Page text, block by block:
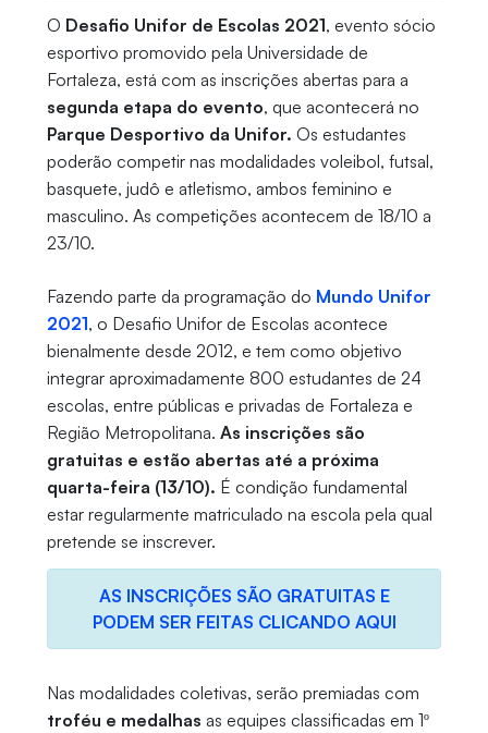
O Desafio Unifor de Escolas 2021, evento sócio
esportivo promovido pela Universidade de
Fortaleza, está com as inscrições abertas para a
segunda etapa do evento, que acontecerá no
Parque Desportivo da Unifor. Os estudantes
poderão competir nas modalidades voleibol, futsal,
basquete, judô e atletismo, ambos feminino e
masculino. As competições acontecem de 18/10 a
23/10.
Fazendo parte da programação do Mundo Unifor
2021, o Desafio Unifor de Escolas acontece
bienalmente desde 2012, e tem como objetivo
integrar aproximadamente 800 estudantes de 24
escolas, entre públicas e privadas de Fortaleza e
Região Metropolitana. As inscrições são
gratuitas e estão abertas até a próxima
quarta-feira (13/10). É condição fundamental
estar regularmente matriculado na escola pela qual
pretende se inscrever.
AS INSCRIÇÕES SÃO GRATUITAS E
PODEM SER FEITAS CLICANDO AQUI
Nas modalidades coletivas, serão premiadas com
troféu e medalhas as equipes classificadas em 1º